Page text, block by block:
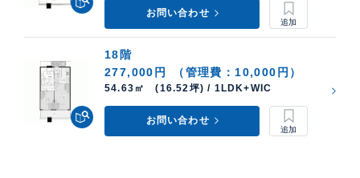
お問い合わせ
18階
277,000円
（管理費：10,000円）
54.63㎡ (16.52坪) / 1LDK+WIC
お問い合わせ